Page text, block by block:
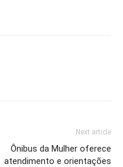
Next article
Ônibus da Mulher oferece
atendimento e orientações